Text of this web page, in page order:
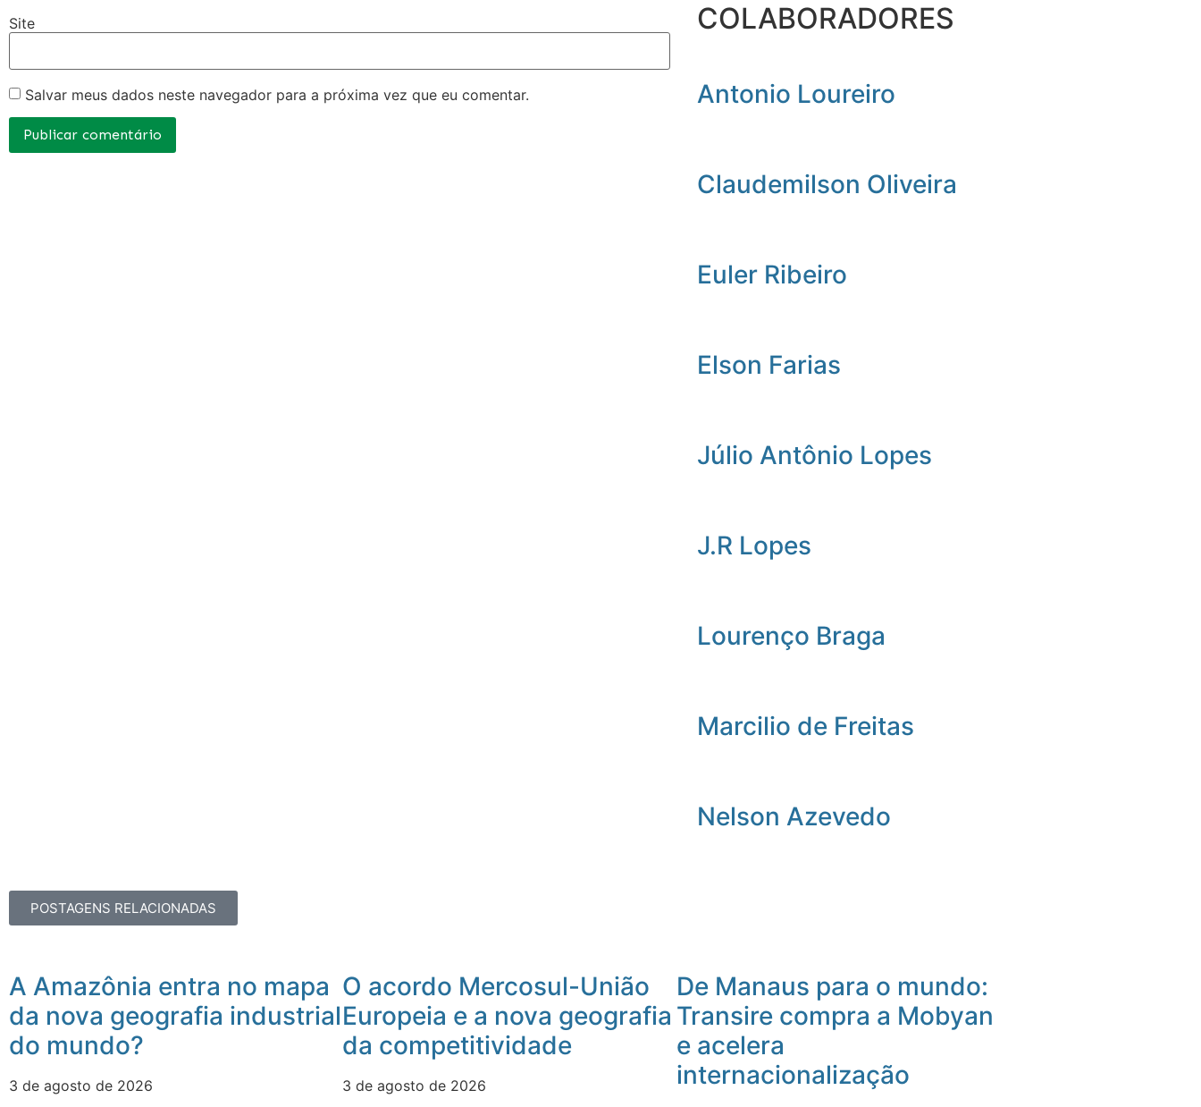
Site
Salvar meus dados neste navegador para a próxima vez que eu comentar.
COLABORADORES
Antonio Loureiro
Claudemilson Oliveira
Euler Ribeiro
Elson Farias
Júlio Antônio Lopes
J.R Lopes
Lourenço Braga
Marcilio de Freitas
Nelson Azevedo
POSTAGENS RELACIONADAS
A Amazônia entra no mapa
da nova geografia industrial
do mundo?
3 de agosto de 2026
O acordo Mercosul-União
Europeia e a nova geografia
da competitividade
3 de agosto de 2026
De Manaus para o mundo:
Transire compra a Mobyan
e acelera
internacionalização